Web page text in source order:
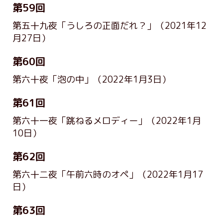
第59回
第五十九夜「うしろの正面だれ？」
（2021年12
月27日）
第60回
第六十夜「泡の中」 （2022年1月3日）
第61回
第六十一夜「跳ねるメロディー」
（2022年1月
10日）
第62回
第六十二夜「午前六時のオペ」
（2022年1月17
日）
第63回